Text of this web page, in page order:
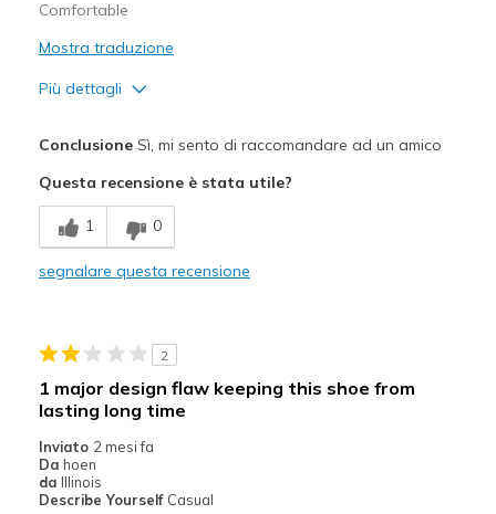
Comfortable
Mostra traduzione
Più dettagli
Difetti
Need Break In
Sizing
Feels true to size
ConclusioneSì, mi sento di raccomandare ad un amico
Questa recensione è stata utile?
1 0
segnalare questa recensione
2
1 major design flaw keeping this shoe from
lasting long time
Inviato 2 mesi fa
Da hoen
da Illinois
Describe Yourself Casual